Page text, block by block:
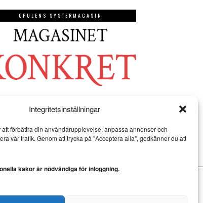
Integritetsinställningar
förbättra din användarupplevelse, anpassa annonser och
vår trafik. Genom att trycka på "Acceptera alla", godkänner du att
kakor är nödvändiga för inloggning.
OPULENS SYSTERMAGASIN